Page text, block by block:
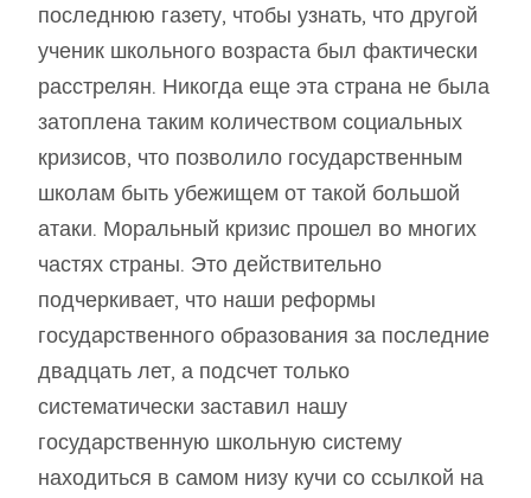
последнюю газету, чтобы узнать, что другой
ученик школьного возраста был фактически
расстрелян. Никогда еще эта страна не была
затоплена таким количеством социальных
кризисов, что позволило государственным
школам быть убежищем от такой большой
атаки. Моральный кризис прошел во многих
частях страны. Это действительно
подчеркивает, что наши реформы
государственного образования за последние
двадцать лет, а подсчет только
систематически заставил нашу
государственную школьную систему
находиться в самом низу кучи со ссылкой на